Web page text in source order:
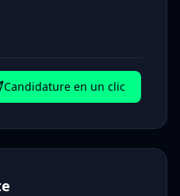
Candidature en un clic